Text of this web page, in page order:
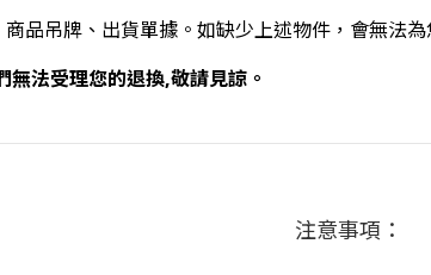
品吊牌、出貨單據。如缺少上述物件，會無法
法受理您的退換,敬請見諒。
注意事項：